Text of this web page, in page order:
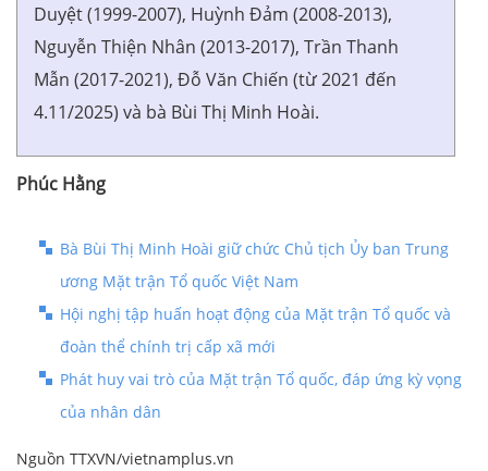
Duyệt (1999-2007), Huỳnh Đảm (2008-2013),
Nguyễn Thiện Nhân (2013-2017), Trần Thanh
Mẫn (2017-2021), Đỗ Văn Chiến (từ 2021 đến
4.11/2025) và bà Bùi Thị Minh Hoài.
Phúc Hằng
Bà Bùi Thị Minh Hoài giữ chức Chủ tịch Ủy ban Trung
ương Mặt trận Tổ quốc Việt Nam
Hội nghị tập huấn hoạt động của Mặt trận Tổ quốc và
đoàn thể chính trị cấp xã mới
Phát huy vai trò của Mặt trận Tổ quốc, đáp ứng kỳ vọng
của nhân dân
Nguồn TTXVN/vietnamplus.vn